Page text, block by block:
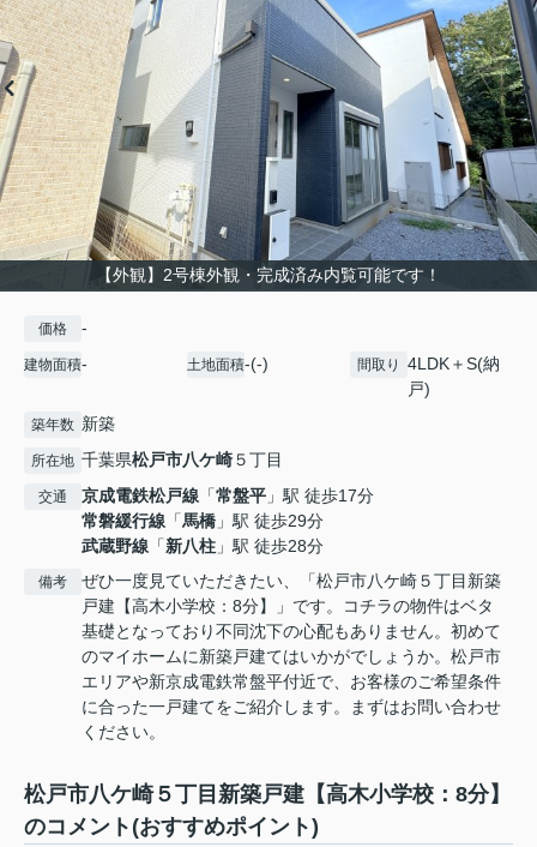
【外観】2号棟外観・完成済み内覧可能です！
価格 -
建物面積- 土地面積-(-) 間取り
4LDK＋S(納
戸)
築年数 新築
所在地 千葉県松戸市八ケ崎５丁目
交通 京成電鉄松戸線 「常盤平 」駅 徒歩17分
常磐緩行線 「馬橋 」駅 徒歩29分
武蔵野線 「新八柱 」駅 徒歩28分
備考
ぜひ一度見ていただきたい、「松戸市八ケ崎５丁目新築
戸建【高木小学校：8分】」です。コチラの物件はベタ
基礎となっており不同沈下の心配もありません。初めて
のマイホームに新築戸建てはいかがでしょうか。松戸市
エリアや新京成電鉄常盤平付近で、お客様のご希望条件
に合った一戸建てをご紹介します。まずはお問い合わせ
ください。
松戸市八ケ崎５丁目新築戸建【高木小学校：8分】
のコメント(おすすめポイント)